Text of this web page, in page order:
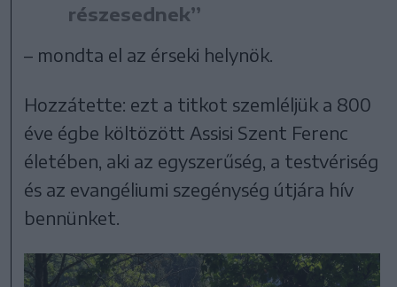
részesednek”
– mondta el az érseki helynök.
Hozzátette: ezt a titkot szemléljük a 800
éve égbe költözött Assisi Szent Ferenc
életében, aki az egyszerűség, a testvériség
és az evangéliumi szegénység útjára hív
bennünket.